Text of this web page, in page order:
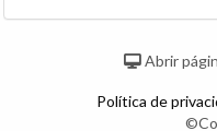
Abrir
Política de